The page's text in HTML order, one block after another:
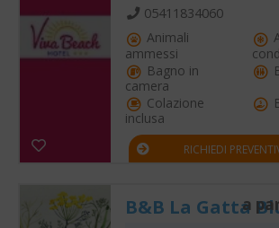
05411834060
Animali
ammessi
Bagno in
camera
Colazione
inclusa
RICHIEDI
B&B La Gatta
a